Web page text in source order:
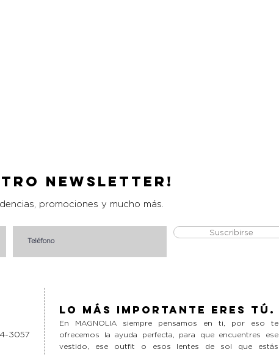
Newsletter!
promociones y mucho más.
Suscribirse
3057
Lo más importante eres tú.
En MAGNOLIA siempre pensamos en ti, por eso te
ofrecemos la ayuda perfecta, para que encuentres ese
vestido, ese outfit o esos lentes de sol que estás